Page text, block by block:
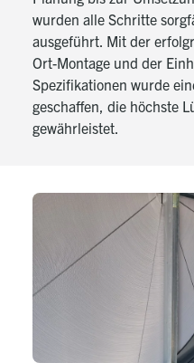
wurden alle Schritte
ausgeführt. Mit der
Ort-Montage und der
Spezifikationen wurde
geschaffen, die höchste
gewährleistet.